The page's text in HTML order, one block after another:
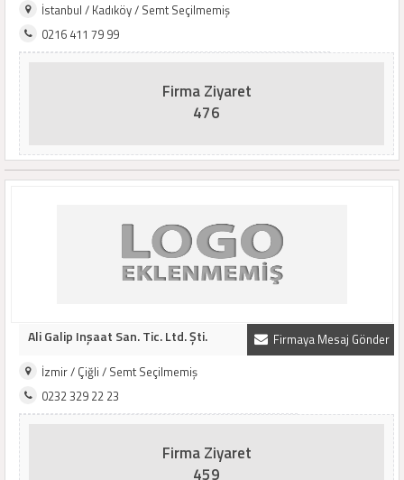
İstanbul / Kadıköy / Semt Seçilmemiş
0216 411 79 99
Firma Ziyaret
476
Firmaya Mesaj Gönder
Ali Galip Inşaat San. Tic. Ltd. Şti.
İzmir / Çiğli / Semt Seçilmemiş
0232 329 22 23
Firma Ziyaret
459